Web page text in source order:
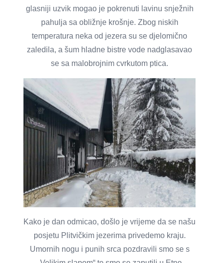
glasniji uzvik mogao je pokrenuti lavinu snježnih
pahulja sa obližnje krošnje. Zbog niskih
temperatura neka od jezera su se djelomično
zaledila, a šum hladne bistre vode nadglasavao
se sa malobrojnim cvrkutom ptica.
Kako je dan odmicao, došlo je vrijeme da se našu
posjetu Plitvičkim jezerima privedemo kraju.
Umornih nogu i punih srca pozdravili smo se s